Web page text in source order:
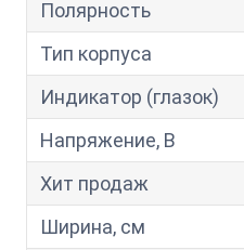
Полярность
Тип корпуса
Индикатор (глазок)
Напряжение, В
Хит продаж
Ширина, см